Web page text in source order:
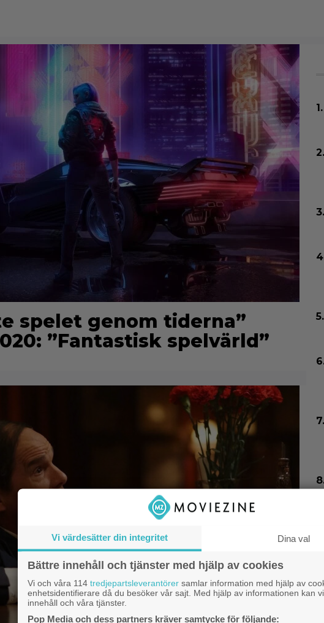
spelet genom tiderna”
”Fantastisk spelvärld”
Vi värdesätter din integritet Dina val
Bättre innehåll och tjänster med hjälp av cookies
Vi och våra 114 tredjepartsleverantörer samlar information med hjälp av
enhetsidentifierare då du besöker vår sajt. Med hjälp av informationen kan
innehåll och våra tjänster.
Pop Media och dess partners kräver samtycke för följande: